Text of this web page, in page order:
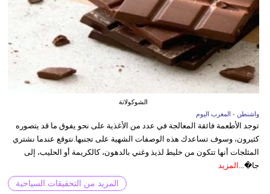
الشوكولاتة
واشنطن - المغرب اليوم
توجد الأطعمة فائقة المعالجة في عدد من الأغذية على نحو يفوق ما قد يتصوره
كثيرون، وسوف تساعدك هذه الوصفات الشهية على تجنبها.نتوقع عندما نشتري
المثلجات أنها تتكون من خليط لذيذ وغني بالدهون، كالكريمة أو الحليب، إلى
جا�... المزيد
المزيد من التحقيقات السياحية